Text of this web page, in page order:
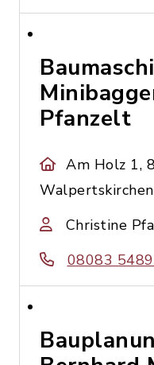
Pfanzelt
Am Holz 1,
Walpertskirchen
Christine
08083